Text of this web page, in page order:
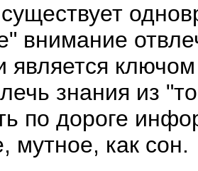
внимание
является
знания из
по дороге
мутное, как сон.